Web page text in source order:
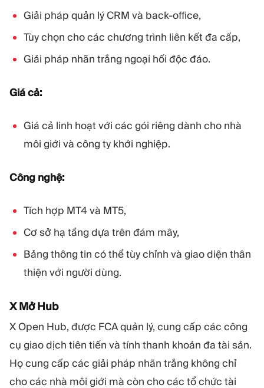
Giải pháp quản lý CRM và back-office,
Tùy chọn cho các chương trình liên kết đa cấp,
Giải pháp nhãn trắng ngoại hối độc đáo.
Giá cả:
Giá cả linh hoạt với các gói riêng dành cho nhà
môi giới và công ty khởi nghiệp.
Công nghệ:
Tích hợp MT4 và MT5,
Cơ sở hạ tầng dựa trên đám mây,
Bảng thông tin có thể tùy chỉnh và giao diện thân
thiện với người dùng.
X Mở Hub
X Open Hub, được FCA quản lý, cung cấp các công
cụ giao dịch tiên tiến và tính thanh khoản đa tài sản.
Họ cung cấp các giải pháp nhãn trắng không chỉ
cho các nhà môi giới mà còn cho các tổ chức tài